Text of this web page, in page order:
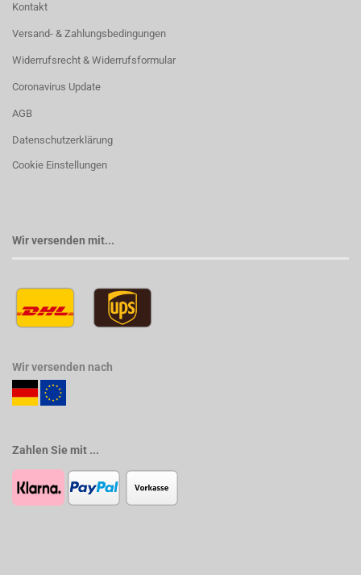
Kontakt
Versand- & Zahlungsbedingungen
Widerrufsrecht & Widerrufsformular
Coronavirus Update
AGB
Datenschutzerklärung
Cookie Einstellungen
Wir versenden mit...
Wir versenden nach
Zahlen Sie mit ...